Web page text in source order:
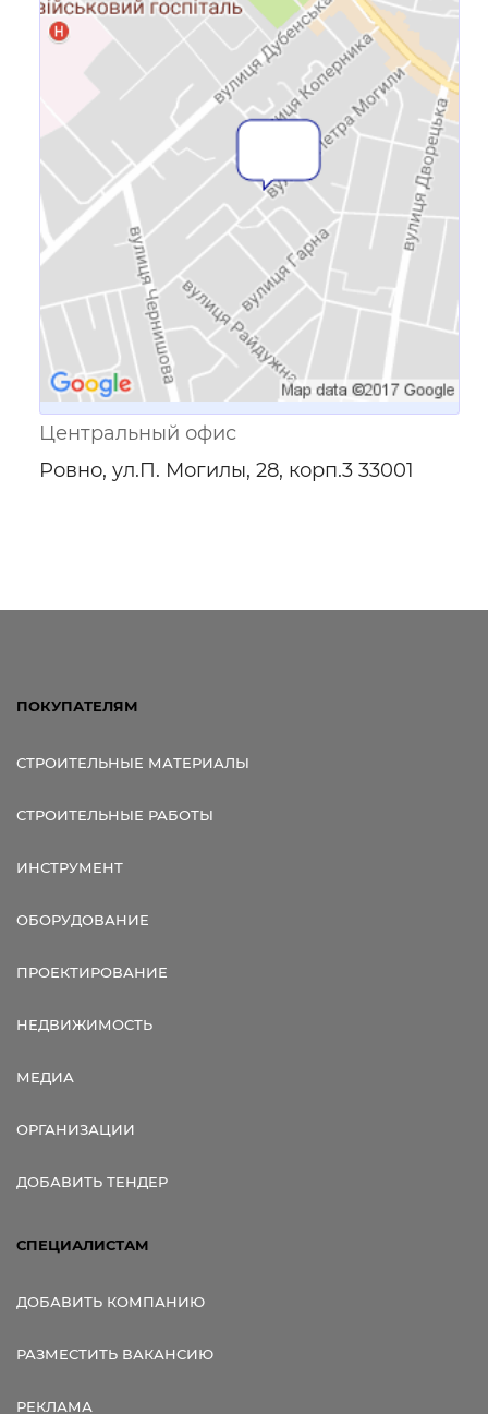
Ссылка для мобильных устройств
Центральный офис
Ровно, ул.П. Могилы, 28, корп.3 33001
ПОКУПАТЕЛЯМ
СТРОИТЕЛЬНЫЕ МАТЕРИАЛЫ
СТРОИТЕЛЬНЫЕ РАБОТЫ
ИНСТРУМЕНТ
ОБОРУДОВАНИЕ
ПРОЕКТИРОВАНИЕ
НЕДВИЖИМОСТЬ
МЕДИА
ОРГАНИЗАЦИИ
ДОБАВИТЬ ТЕНДЕР
СПЕЦИАЛИСТАМ
ДОБАВИТЬ КОМПАНИЮ
РАЗМЕСТИТЬ ВАКАНСИЮ
РЕКЛАМА